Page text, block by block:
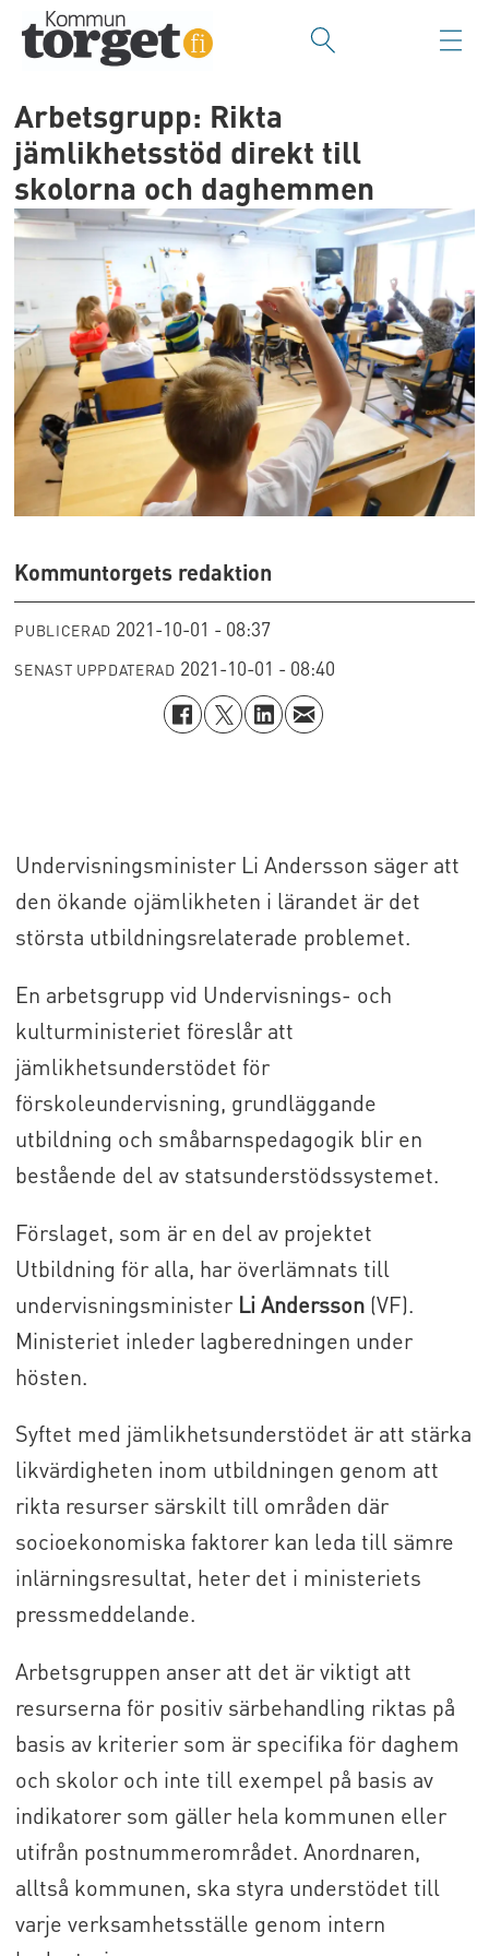
Arbetsgrupp: Rikta
jämlikhetsstöd direkt till
skolorna och daghemmen
Kommuntorgets redaktion
PUBLICERAD 2021-10-01 - 08:37
SENAST UPPDATERAD 2021-10-01 - 08:40
Undervisningsminister Li Andersson säger att
den ökande ojämlikheten i lärandet är det
största utbildningsrelaterade problemet.
En arbetsgrupp vid Undervisnings- och
kulturministeriet föreslår att
jämlikhetsunderstödet för
förskoleundervisning, grundläggande
utbildning och småbarnspedagogik blir en
bestående del av statsunderstödssystemet.
Förslaget, som är en del av projektet
Utbildning för alla, har överlämnats till
undervisningsminister Li Andersson(VF).
Ministeriet inleder lagberedningen under
hösten.
Syftet med jämlikhetsunderstödet är att stärka
likvärdigheten inom utbildningen genom att
rikta resurser särskilt till områden där
socioekonomiska faktorer kan leda till sämre
inlärningsresultat, heter det i ministeriets
pressmeddelande.
Arbetsgruppen anser att det är viktigt att
resurserna för positiv särbehandling riktas på
basis av kriterier som är specifika för daghem
och skolor och inte till exempel på basis av
indikatorer som gäller hela kommunen eller
utifrån postnummerområdet. Anordnaren,
alltså kommunen, ska styra understödet till
varje verksamhetsställe genom intern